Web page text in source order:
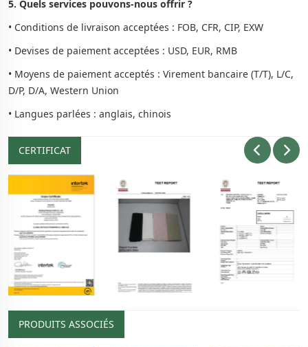
5. Quels services pouvons-nous offrir ?
• Conditions de livraison acceptées : FOB, CFR, CIP, EXW
• Devises de paiement acceptées : USD, EUR, RMB
• Moyens de paiement acceptés : Virement bancaire (T/T), L/C,
D/P, D/A, Western Union
• Langues parlées : anglais, chinois
CERTIFICAT
PRODUITS ASSOCIÉS